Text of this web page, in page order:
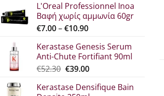
L'Oreal Professionnel Inoa
Βαφή χωρίς αμμωνία 60gr
€7.00–€10.90Price
€7.00
through
€10.90
Kerastase Genesis Serum
Anti-Chute Fortifiant 90ml
€52.30 Original
was:
€39.00Η
τιμή
Kerastase Densifique Bain